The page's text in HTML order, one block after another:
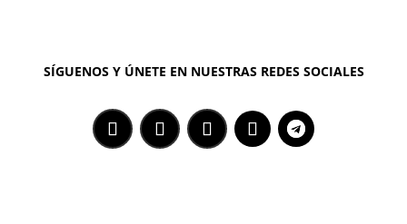
SÍGUENOS Y ÚNETE EN NUESTRAS REDES SOCIALES